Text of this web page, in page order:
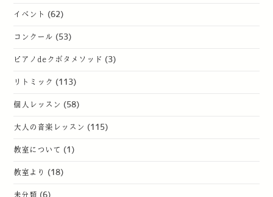
イベント (62)
コンクール (53)
ピアノdeクボタメソッド (3)
リトミック (113)
個人レッスン (58)
大人の音楽レッスン (115)
教室について (1)
教室より (18)
未分類 (6)